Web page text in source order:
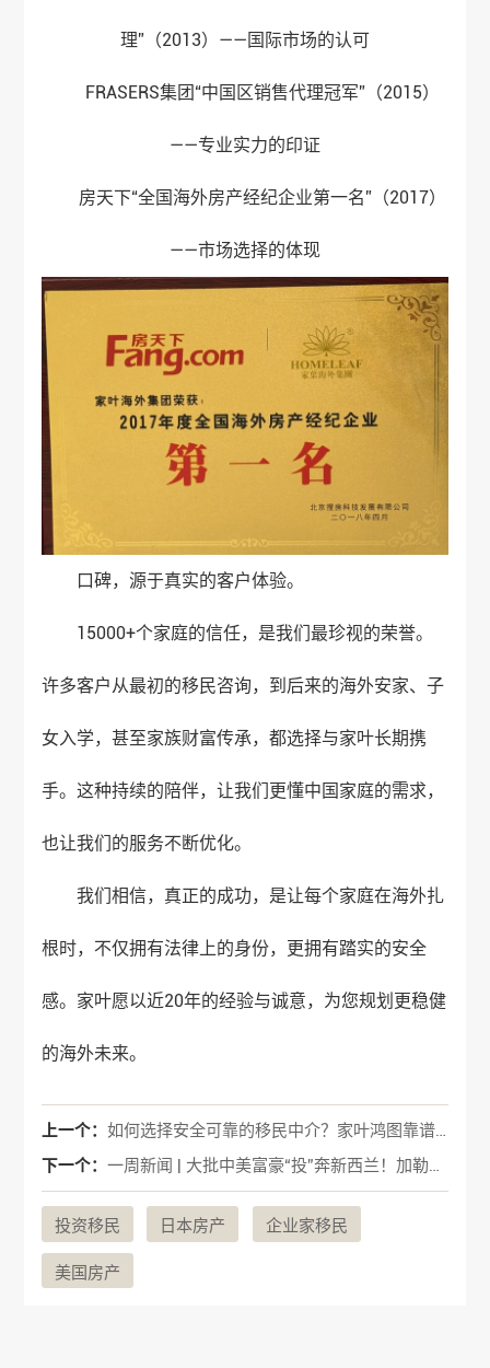
理”（2013）——国际市场的认可
FRASERS集团“中国区销售代理冠军”（2015）
——专业实力的印证
房天下“全国海外房产经纪企业第一名”（2017）
——市场选择的体现
口碑，源于真实的客户体验。
15000+个家庭的信任，是我们最珍视的荣誉。
许多客户从最初的移民咨询，到后来的海外安家、子
女入学，甚至家族财富传承，都选择与家叶长期携
手。这种持续的陪伴，让我们更懂中国家庭的需求，
也让我们的服务不断优化。
我们相信，真正的成功，是让每个家庭在海外扎
根时，不仅拥有法律上的身份，更拥有踏实的安全
感。家叶愿以近20年的经验与诚意，为您规划更稳健
的海外未来。
上一个：
如何选择安全可靠的移民中介？家叶鸿图靠谱吗？
下一个：
投资移民 日本房产 企业家移民
美国房产